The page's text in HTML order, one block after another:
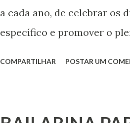
a cada ano, de celebrar os
específico e promover o
COMPARTILHAR POSTAR UM